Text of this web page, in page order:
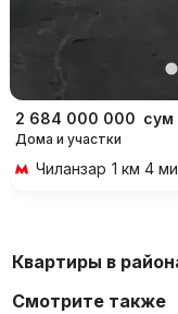
2 684 000 000 сум
Дома и участки
Чиланзар 1 км 4
Квартиры в
Смотрите также